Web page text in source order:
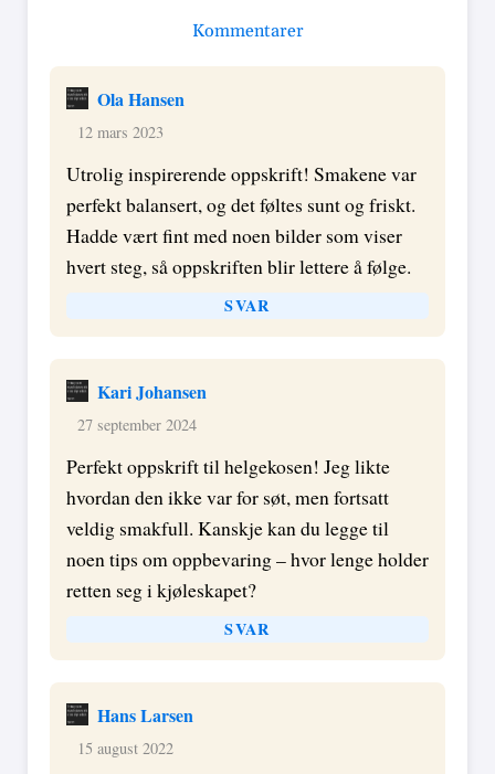
Kommentarer
Ola Hansen
12 mars 2023
Utrolig inspirerende oppskrift! Smakene var
perfekt balansert, og det føltes sunt og friskt.
Hadde vært fint med noen bilder som viser
hvert steg, så oppskriften blir lettere å følge.
SVAR
Kari Johansen
27 september 2024
Perfekt oppskrift til helgekosen! Jeg likte
hvordan den ikke var for søt, men fortsatt
veldig smakfull. Kanskje kan du legge til
noen tips om oppbevaring – hvor lenge holder
retten seg i kjøleskapet?
SVAR
Hans Larsen
15 august 2022